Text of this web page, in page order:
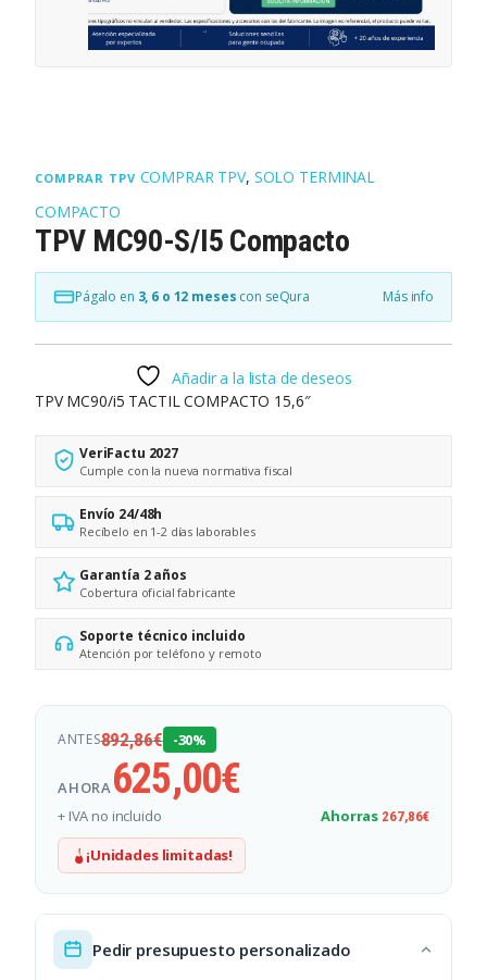
COMPRAR TPV COMPRAR TPV, SOLO TERMINAL
COMPACTO
TPV MC90-S/I5 Compacto
Págalo en 3, 6 o 12 meses con seQura Más info
Añadir a la lista de deseos
TPV MC90/i5 TACTIL COMPACTO 15,6″
VeriFactu 2027
Cumple con la nueva normativa fiscal
Envío 24/48h
Recíbelo en 1-2 días laborables
Garantía 2 años
Cobertura oficial fabricante
Soporte técnico incluido
Atención por teléfono y remoto
ANTES892,86€ -30%
AHORA625,00€
+ IVA no incluido Ahorras 267,86€
¡Unidades limitadas!
Pedir presupuesto personalizado